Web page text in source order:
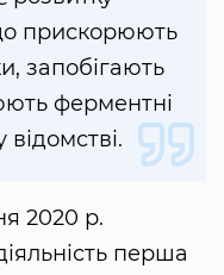
прискорюють
запобігають
ферментні
2020 р.
перша